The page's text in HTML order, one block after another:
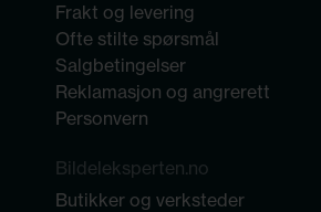
Frakt og levering
Ofte stilte spørsmål
Salgbetingelser
Reklamasjon og angrerett
Personvern
Bildeleksperten.no
Butikker og verksteder